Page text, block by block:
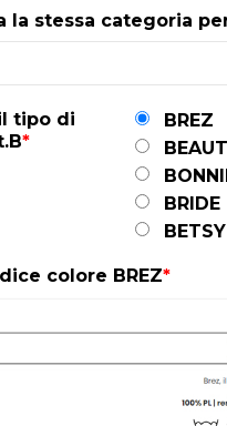
la stessa categoria
tipo di
*
BREZ
BRIDE
BETSY
colore BREZ*